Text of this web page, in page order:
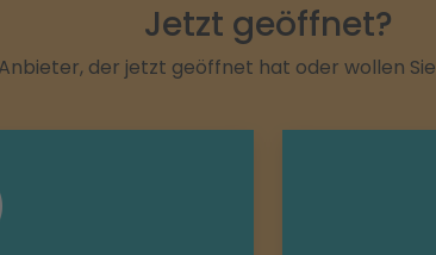
Jetzt geöffnet?
der jetzt geöffnet hat oder wollen